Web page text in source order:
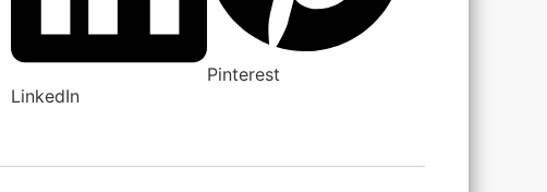
LinkedIn
Pinterest